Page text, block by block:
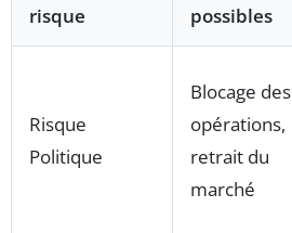
risque
possibles
Risque
Politique
Blocage des
opérations,
retrait du
marché